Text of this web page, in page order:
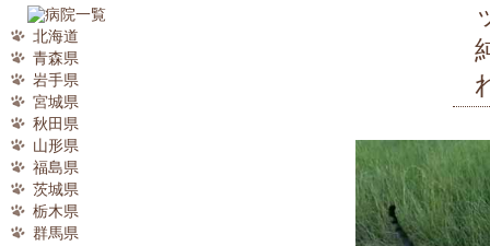
北海道
青森県
岩手県
宮城県
秋田県
山形県
福島県
茨城県
栃木県
群馬県